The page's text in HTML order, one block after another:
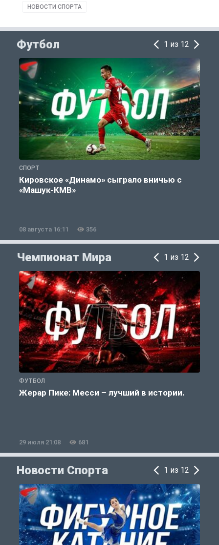
НОВОСТИ СПОРТА
Футбол 1 из 12
СПОРТ
Кировское «Динамо» сыграло вничью с
«Машук-КМВ»
08 августа 16:11 356
Чемпионат Мира 1 из 12
ФУТБОЛ
Жерар Пике: Месси – лучший в истории.
29 июля 21:08 681
Новости Спорта 1 из 12